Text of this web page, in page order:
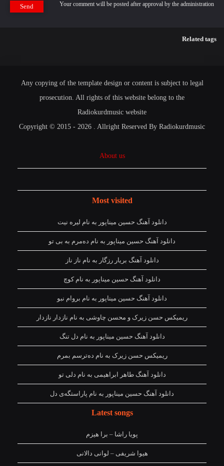
Your comment will be posted after approval by the administration
Send
Related tags
Any copying of the template design or content is subject to legal
prosecution. All rights of this website belong to the
Radiokurdmusic website
Copyright © 2015 - 2026 . Allright Reserved By Radiokurdmusic
About us
Most visited
دانلود آهنگ حسین میناپور به نام لیره نیت
دانلود آهنگ حسین میناپور به نام دەمرم بە بی تو
دانلود آهنگ بریار رزگار به نام ناز ناز
دانلود آهنگ حسین میناپور به نام کوچ
دانلود آهنگ حسین میناپور به نام بروام نبو
ریمیکس حسن زیرک و محسن چاوشی به نام نازدار نازدار
دانلود آهنگ حسین میناپور به نام دل تنگ
ریمیکس حسن زیرک به نام دەترسم بمرم
دانلود آهنگ طاهر ابراهیمی به نام دلی تو
دانلود آهنگ حسین میناپور به نام پاراستگەی دل
Latest songs
پویا راشا – برا هیزم
هیوا شریفی – لوانی دالانی